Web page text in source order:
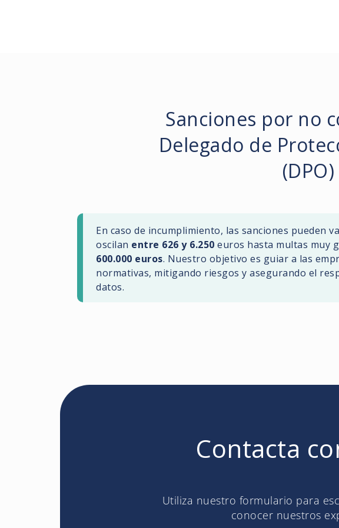
Sanciones por no
Delegado de
(DPO)
En caso de incumplimiento, las sanciones pueden
oscilan entre 626 y 6.250 euros hasta multas muy
600.000 euros. Nuestro objetivo es guiar a las
normativas, mitigando riesgos y asegurando el
datos.
Contacta
Utiliza nuestro formulario para
conocer nuestros